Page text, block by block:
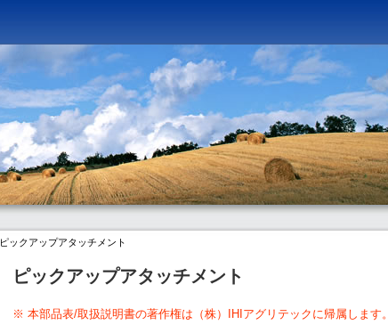
ピックアップアタッチメント
ピックアップアタッチメント
※ 本部品表/取扱説明書の著作権は（株）IHIアグリテックに帰属します。